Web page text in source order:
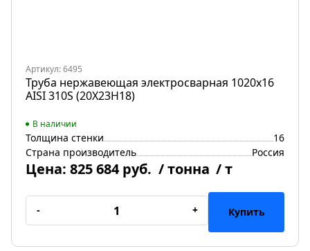
Артикул: 6495
Труба нержавеющая электросварная 1020х16
AISI 310S (20Х23Н18)
В наличии
Толщина стенки
16
Страна производитель
Россия
Цена: 825 684 руб. / тонна / т
- + Купить